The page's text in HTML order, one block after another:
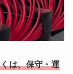
は、保守・運